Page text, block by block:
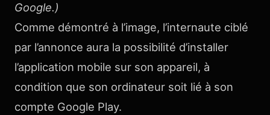
Google.)
Comme démontré à l’image, l’internaute ciblé
par l’annonce aura la possibilité d’installer
l’application mobile sur son appareil, à
condition que son ordinateur soit lié à son
compte Google Play.